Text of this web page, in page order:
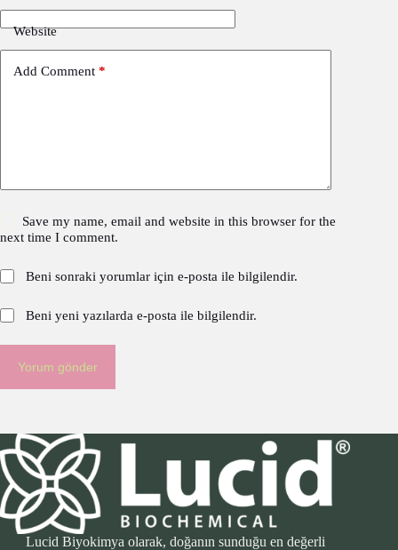
Website
Add Comment *
Save my name, email and website in this browser for the
next time I comment.
Beni sonraki yorumlar için e-posta ile bilgilendir.
Beni yeni yazılarda e-posta ile bilgilendir.
Yorum gönder
Lucid Biyokimya olarak, doğanın sunduğu en değerli